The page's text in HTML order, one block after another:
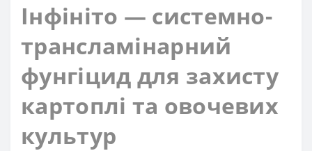
Інфініто — системно-
трансламінарний
фунгіцид для захисту
картоплі та овочевих
культур